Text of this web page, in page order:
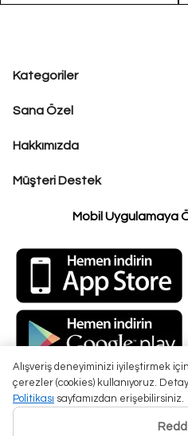
Alışveriş deneyiminizi iyileştirmek
çerezler (cookies) kullanıyoruz.
Politikası sayfamızdan erişebilirsiniz.
Kategoriler
Sana Özel
Hakkımızda
Müşteri Destek
Mobil Uygulamaya